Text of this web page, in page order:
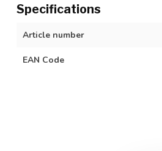
Specifications
Article number
EAN Code